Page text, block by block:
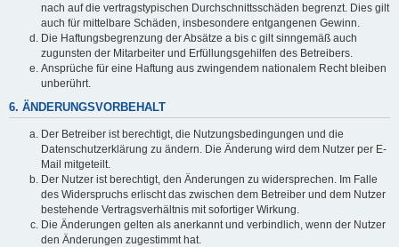
nach auf die vertragstypischen Durchschnittsschäden begrenzt. Dies gilt
auch für mittelbare Schäden, insbesondere entgangenen Gewinn.
Die Haftungsbegrenzung der Absätze a bis c gilt sinngemäß auch
zugunsten der Mitarbeiter und Erfüllungsgehilfen des Betreibers.
Ansprüche für eine Haftung aus zwingendem nationalem Recht bleiben
unberührt.
6. ÄNDERUNGSVORBEHALT
Der Betreiber ist berechtigt, die Nutzungsbedingungen und die
Datenschutzerklärung zu ändern. Die Änderung wird dem Nutzer per E-
Mail mitgeteilt.
Der Nutzer ist berechtigt, den Änderungen zu widersprechen. Im Falle
des Widerspruchs erlischt das zwischen dem Betreiber und dem Nutzer
bestehende Vertragsverhältnis mit sofortiger Wirkung.
Die Änderungen gelten als anerkannt und verbindlich, wenn der Nutzer
den Änderungen zugestimmt hat.